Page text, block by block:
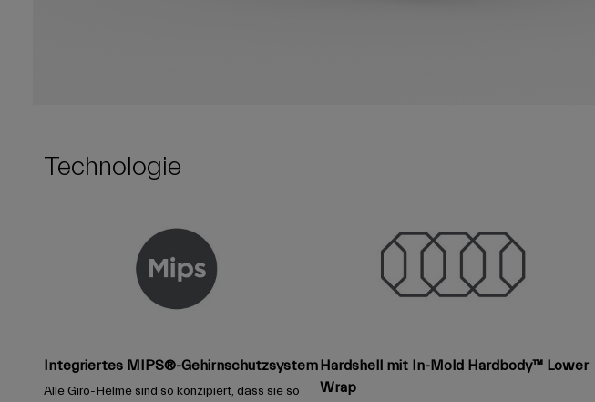
Technologie
Integriertes MIPS®-Gehirnschutzsystem
Alle Giro-Helme sind so konzipiert, dass sie so
Hardshell mit In-Mold Hardbody™ Lower
Wrap